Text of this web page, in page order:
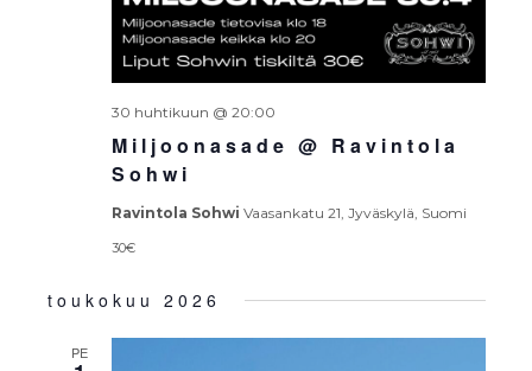
Miljoonasade @ Ravintola
Sohwi
30 huhtikuun @ 20:00
Ravintola Sohwi Vaasankatu 21, Jyväskylä, Suomi
30€
toukokuu 2026
PE